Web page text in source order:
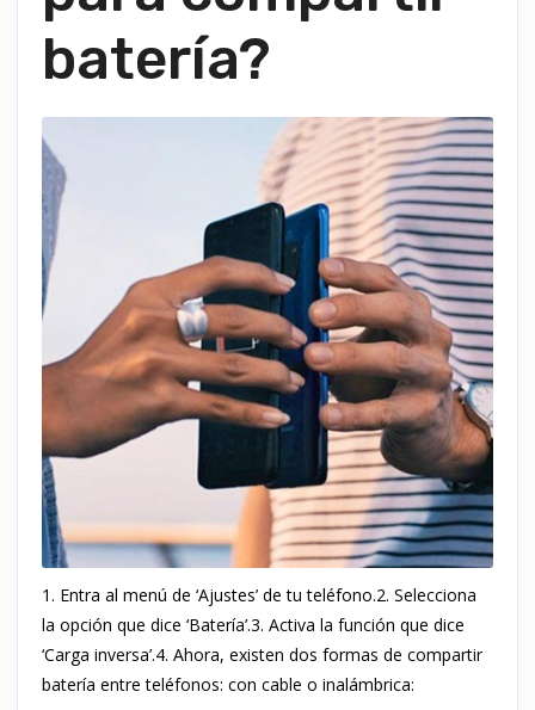
batería?
1. Entra al menú de ‘Ajustes’ de tu teléfono.2. Selecciona
la opción que dice ‘Batería’.3. Activa la función que dice
‘Carga inversa’.4. Ahora, existen dos formas de compartir
batería entre teléfonos: con cable o inalámbrica: